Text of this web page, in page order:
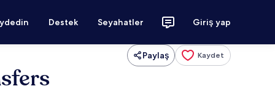
Destek Seyahatler Giriş yap
Paylaş Kaydet